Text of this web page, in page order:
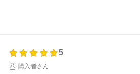
5
購入者さん